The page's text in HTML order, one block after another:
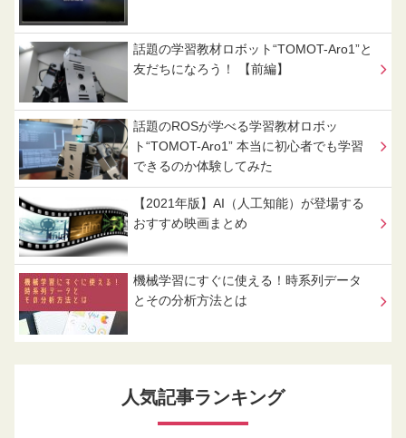
話題の学習教材ロボット“TOMOT-Aro1”と
友だちになろう！ 【前編】
話題のROSが学べる学習教材ロボッ
ト“TOMOT-Aro1” 本当に初心者でも学習
できるのか体験してみた
【2021年版】AI（人工知能）が登場する
おすすめ映画まとめ
機械学習にすぐに使える！時系列データ
とその分析方法とは
人気記事ランキング